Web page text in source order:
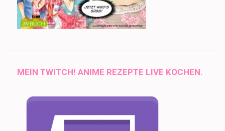
MEIN TWITCH! ANIME REZEPTE LIVE KOCHEN.